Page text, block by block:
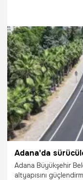
27.07.2026 Adana
Adana Büyükşehir
altyapısını